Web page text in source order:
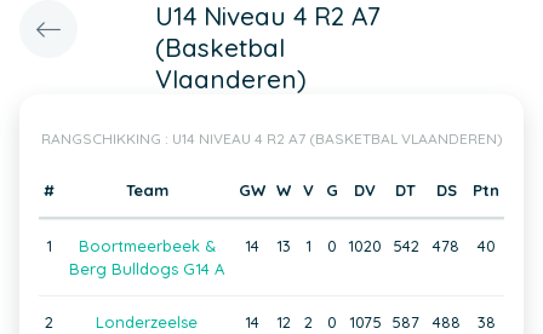
U14 Niveau 4 R2 A7
(Basketbal
Vlaanderen)
RANGSCHIKKING : U14 NIVEAU 4 R2 A7 (BASKETBAL VLAANDEREN)
# Team GW W V G DV DT DS Ptn
1
Boortmeerbeek &
Berg Bulldogs G14 A
14 13 1 0 1020 542 478 40
2
Londerzeelse
14 12 2 0 1075 587 488 38